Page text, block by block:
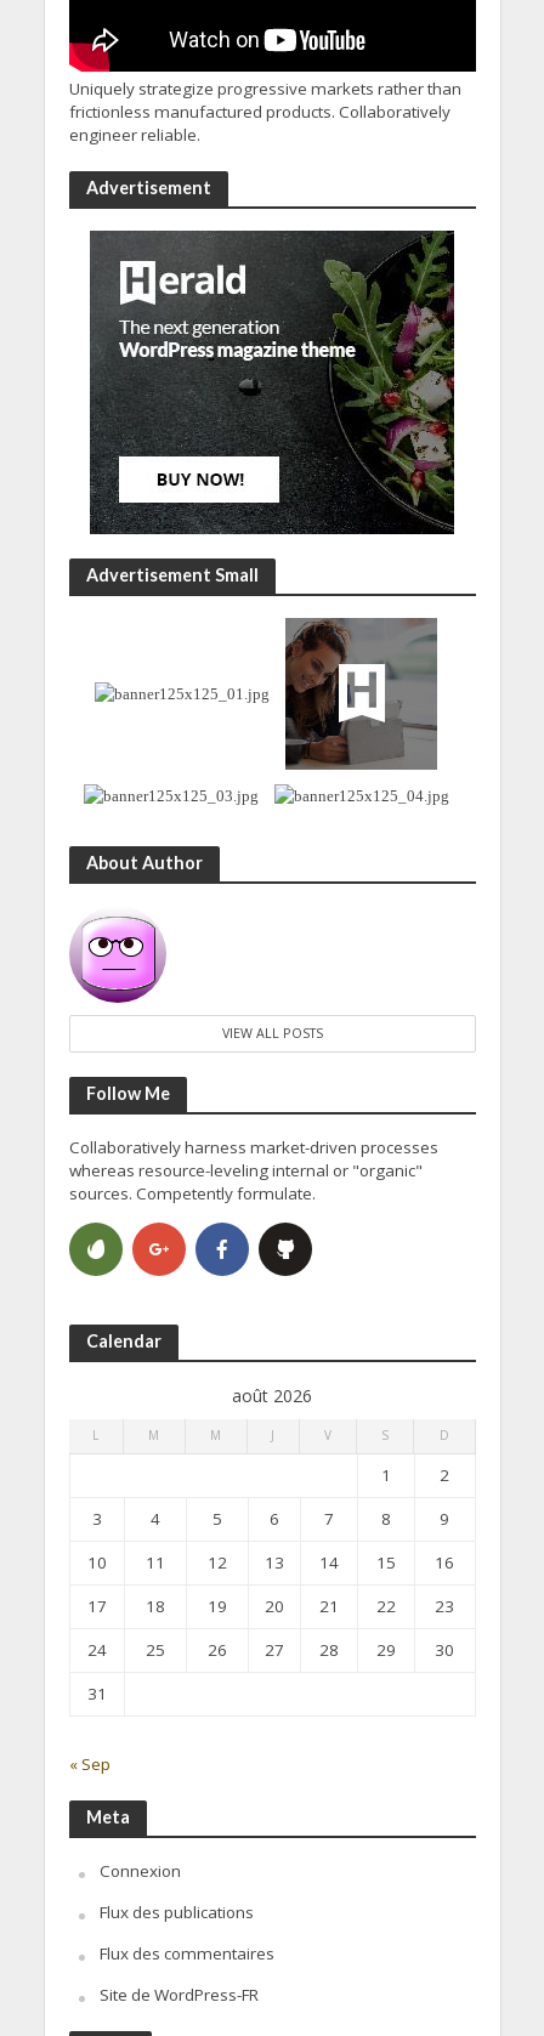
Uniquely strategize progressive markets rather than
frictionless manufactured products. Collaboratively
engineer reliable.
Advertisement
Advertisement Small
About Author
VIEW ALL POSTS
Follow Me
Collaboratively harness market-driven processes
whereas resource-leveling internal or "organic"
sources. Competently formulate.
Calendar
août 2026
L M M J V S D
1
2
3
4 5 6 7 8
9
10
11 12 13 14 15
16
17
18 19 20 21 22
23
24
25 26 27 28 29
30
31
« Sep
Meta
Connexion
Flux des publications
Flux des commentaires
Site de WordPress-FR